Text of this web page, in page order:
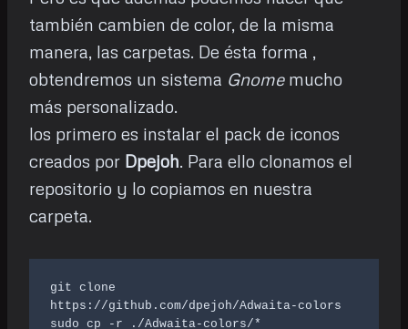
también cambien de color, de la misma
manera, las carpetas. De ésta forma ,
obtendremos un sistema Gnomemucho
más personalizado.
los primero es instalar el pack de iconos
creados por Dpejoh. Para ello clonamos el
repositorio y lo copiamos en nuestra
carpeta.
git clone
https://github.com/dpejoh/Adwaita-colors
sudo cp -r ./Adwaita-colors/*